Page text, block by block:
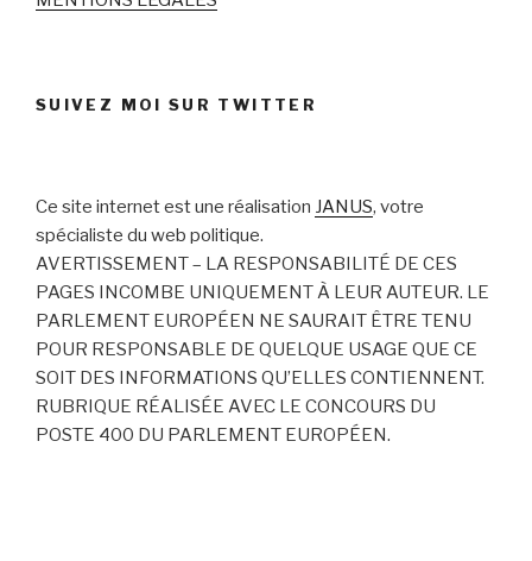
SUIVEZ MOI SUR TWITTER
Ce site internet est une réalisation JANUS, votre
spécialiste du web politique.
AVERTISSEMENT – LA RESPONSABILITÉ DE CES
PAGES INCOMBE UNIQUEMENT À LEUR AUTEUR. LE
PARLEMENT EUROPÉEN NE SAURAIT ÊTRE TENU
POUR RESPONSABLE DE QUELQUE USAGE QUE CE
SOIT DES INFORMATIONS QU’ELLES CONTIENNENT.
RUBRIQUE RÉALISÉE AVEC LE CONCOURS DU
POSTE 400 DU PARLEMENT EUROPÉEN.